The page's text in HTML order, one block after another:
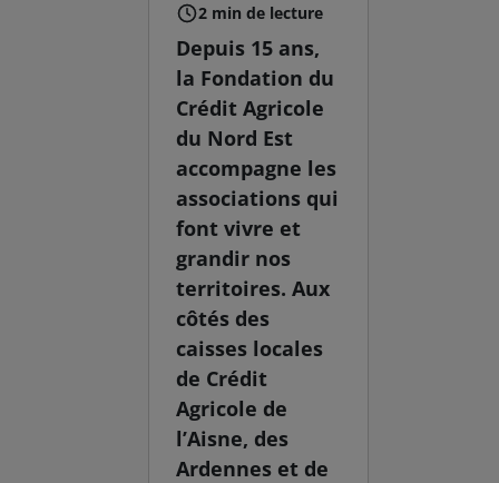
2 min de lecture
Depuis 15 ans,
la Fondation du
Crédit Agricole
du Nord Est
accompagne les
associations qui
font vivre et
grandir nos
territoires. Aux
côtés des
caisses locales
de Crédit
Agricole de
l’Aisne, des
Ardennes et de